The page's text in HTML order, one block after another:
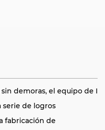
demoras, el equipo de I
serie de logros
fabricación de